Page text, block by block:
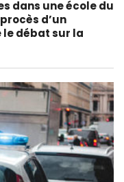
dans une école du
d’un
débat sur la